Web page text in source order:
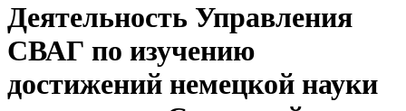
Деятельность Управления
СВАГ по изучению
достижений немецкой науки